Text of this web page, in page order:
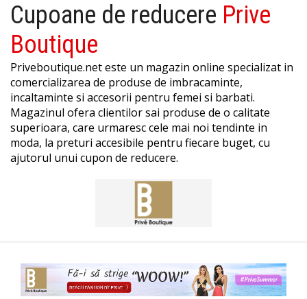
Cupoane de reducere Prive
Boutique
Priveboutique.net este un magazin online specializat in
comercializarea de produse de imbracaminte,
incaltaminte si accesorii pentru femei si barbati.
Magazinul ofera clientilor sai produse de o calitate
superioara, care urmaresc cele mai noi tendinte in
moda, la preturi accesibile pentru fiecare buget, cu
ajutorul unui cupon de reducere.